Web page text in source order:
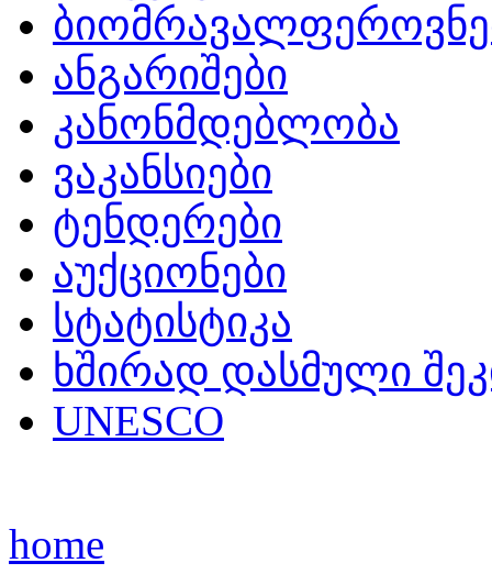
ანგარიშები
კანონმდებლობა
ვაკანსიები
ტენდერები
აუქციონები
სტატისტიკა
ხშირად დასმული
UNESCO
home